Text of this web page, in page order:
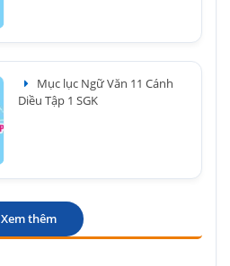
Mục lục Ngữ Văn 11 Cánh
Diều Tập 1 SGK
Xem thêm